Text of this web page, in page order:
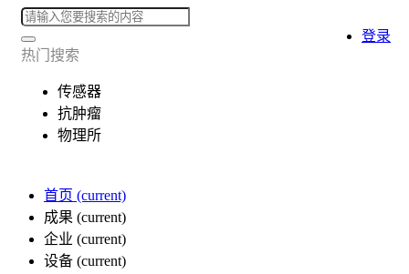
热门搜索
传感器
抗肿瘤
物理所
首页 (current)
成果 (current)
企业 (current)
设备 (current)
登录